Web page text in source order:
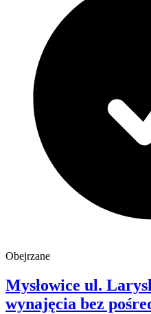
Obejrzane
Mysłowice ul.
wynajęcia bez